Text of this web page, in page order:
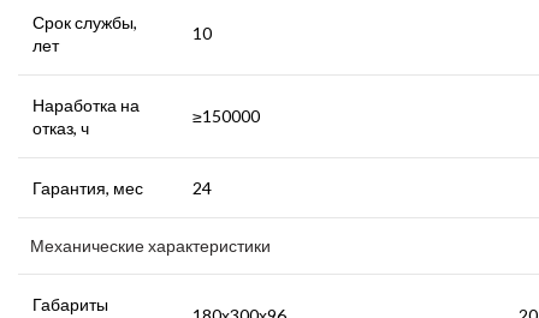
Срок службы,
лет
10
Наработка на
отказ, ч
≥150000
Гарантия, мес 24
Механические характеристики
Габариты